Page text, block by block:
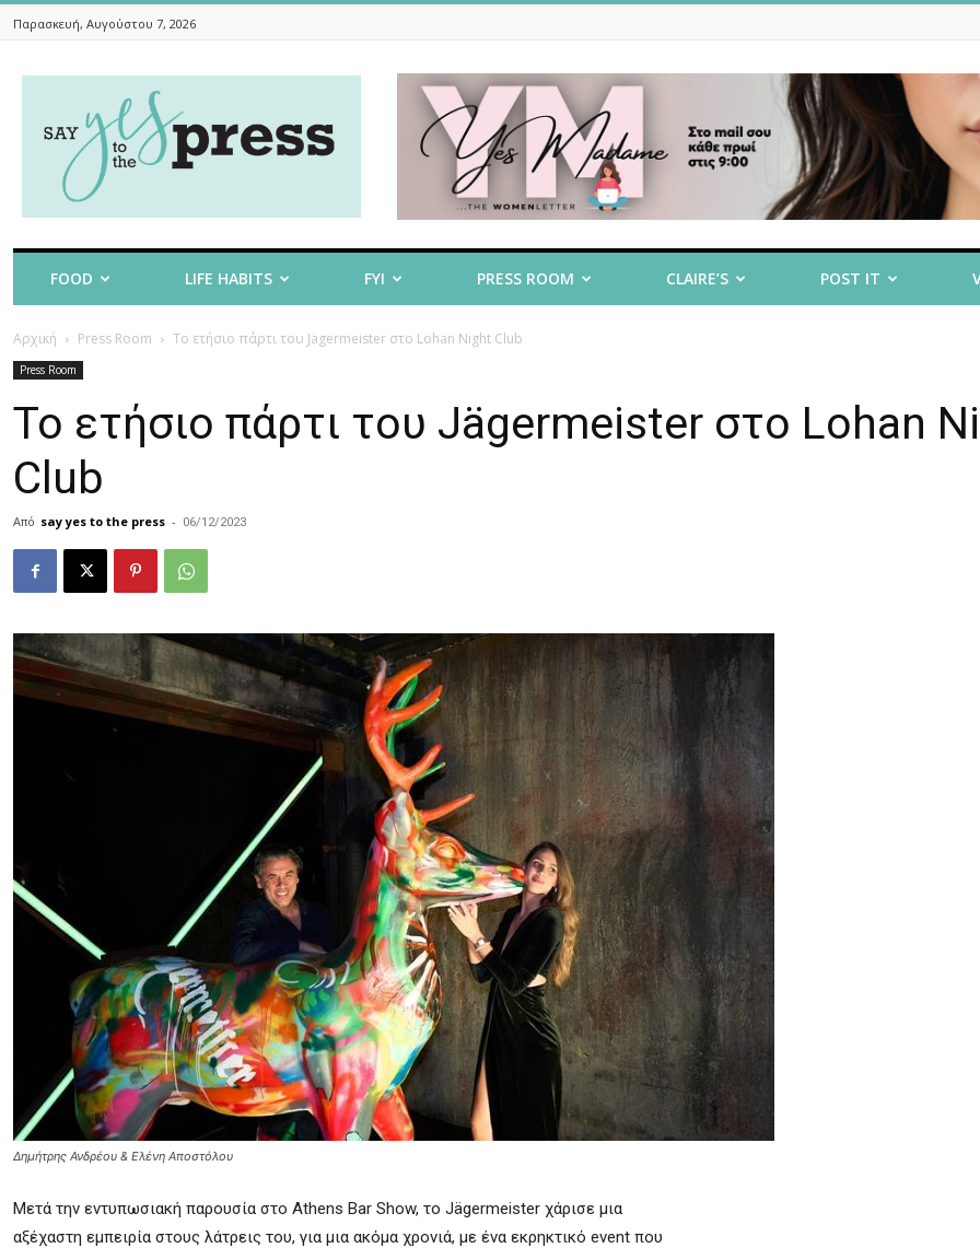
Παρασκευή, Αυγούστου 7, 2026
To
The
FOOD LIFE HABITS FYI PRESS ROOM CLAIRE’S POST IT
Αρχική Press Room Το ετήσιο πάρτι του Jägermeister στο Lohan Night Club
Press Room
Το ετήσιο πάρτι του Jägermeister στο Lohan
Club
Από say yes to the press - 06/12/2023
Δημήτρης Ανδρέου & Ελένη Αποστόλου
Μετά την εντυπωσιακή παρουσία στο Athens Bar Show, το Jägermeister χάρισε μια
αξέχαστη εμπειρία στους λάτρεις του, για μια ακόμα χρονιά, με ένα εκρηκτικό event που